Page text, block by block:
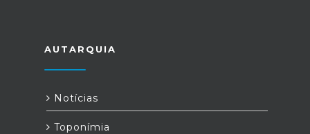
AUTARQUIA
Notícias
Toponímia